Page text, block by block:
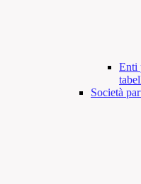
Enti
Società